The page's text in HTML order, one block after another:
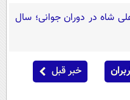
شاه در دوران جوانی؛ سال
خبر قبل